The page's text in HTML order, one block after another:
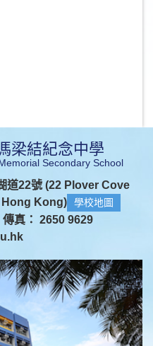
梁結紀念中學
Secondary School
道22號 (22 Plover Cove
Hong Kong)
學校地圖
傳真： 2650 9629